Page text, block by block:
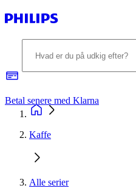
Betal senere med Klarna
Kaffe
Alle serier